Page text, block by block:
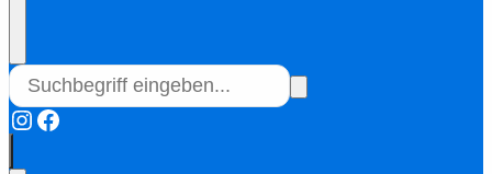
Instagram
Facebook